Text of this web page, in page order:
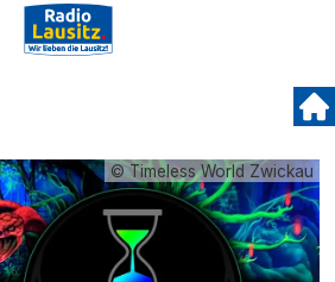
© Timeless World Zwickau